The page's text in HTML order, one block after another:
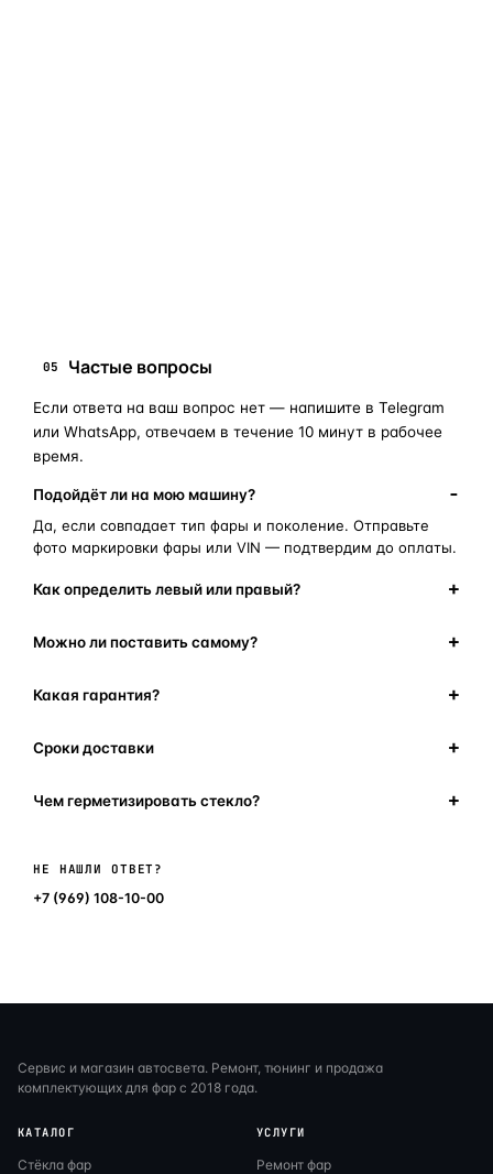
05 Частые вопросы
Если ответа на ваш вопрос нет — напишите в Telegram
или WhatsApp, отвечаем в течение 10 минут в рабочее
время.
Подойдёт ли на мою машину?
Да, если совпадает тип фары и поколение. Отправьте
фото маркировки фары или VIN — подтвердим до оплаты.
Как определить левый или правый?
Можно ли поставить самому?
Какая гарантия?
Сроки доставки
Чем герметизировать стекло?
НЕ НАШЛИ ОТВЕТ?
+7 (969) 108-10-00
Сервис и магазин автосвета. Ремонт, тюнинг и продажа
комплектующих для фар с 2018 года.
КАТАЛОГ
Стёкла фар
УСЛУГИ
Ремонт фар